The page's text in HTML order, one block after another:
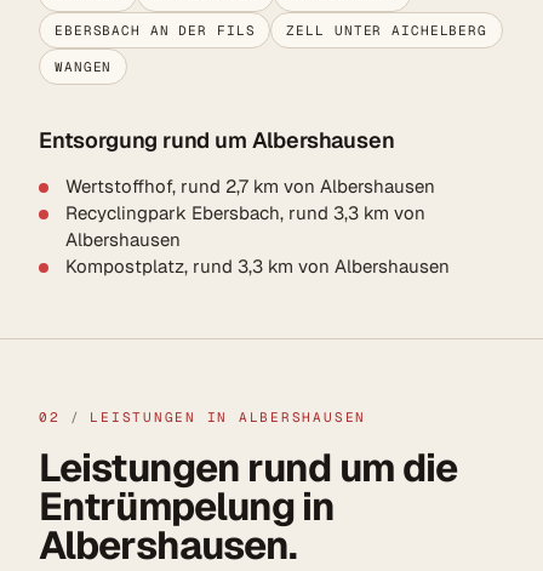
EBERSBACH AN DER FILS ZELL UNTER AICHELBERG
WANGEN
Entsorgung rund um Albershausen
Wertstoffhof, rund 2,7 km von Albershausen
Recyclingpark Ebersbach, rund 3,3 km von
Albershausen
Kompostplatz, rund 3,3 km von Albershausen
02 / LEISTUNGEN IN ALBERSHAUSEN
Leistungen rund um die
Entrümpelung in
Albershausen.